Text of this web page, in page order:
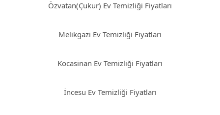
Özvatan(Çukur) Ev Temizliği Fiyatları
Melikgazi Ev Temizliği Fiyatları
Kocasinan Ev Temizliği Fiyatları
İncesu Ev Temizliği Fiyatları